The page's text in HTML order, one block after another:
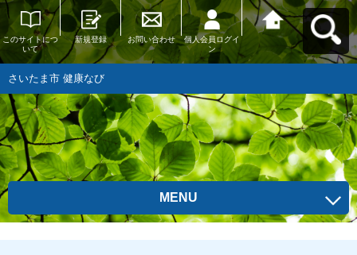
このサイトにつ
いて
新規登録 お問い合わせ
個人会員ログイ
ン
さいたま市 健康
なびへ戻る
さいたま市 健康なび
MENU